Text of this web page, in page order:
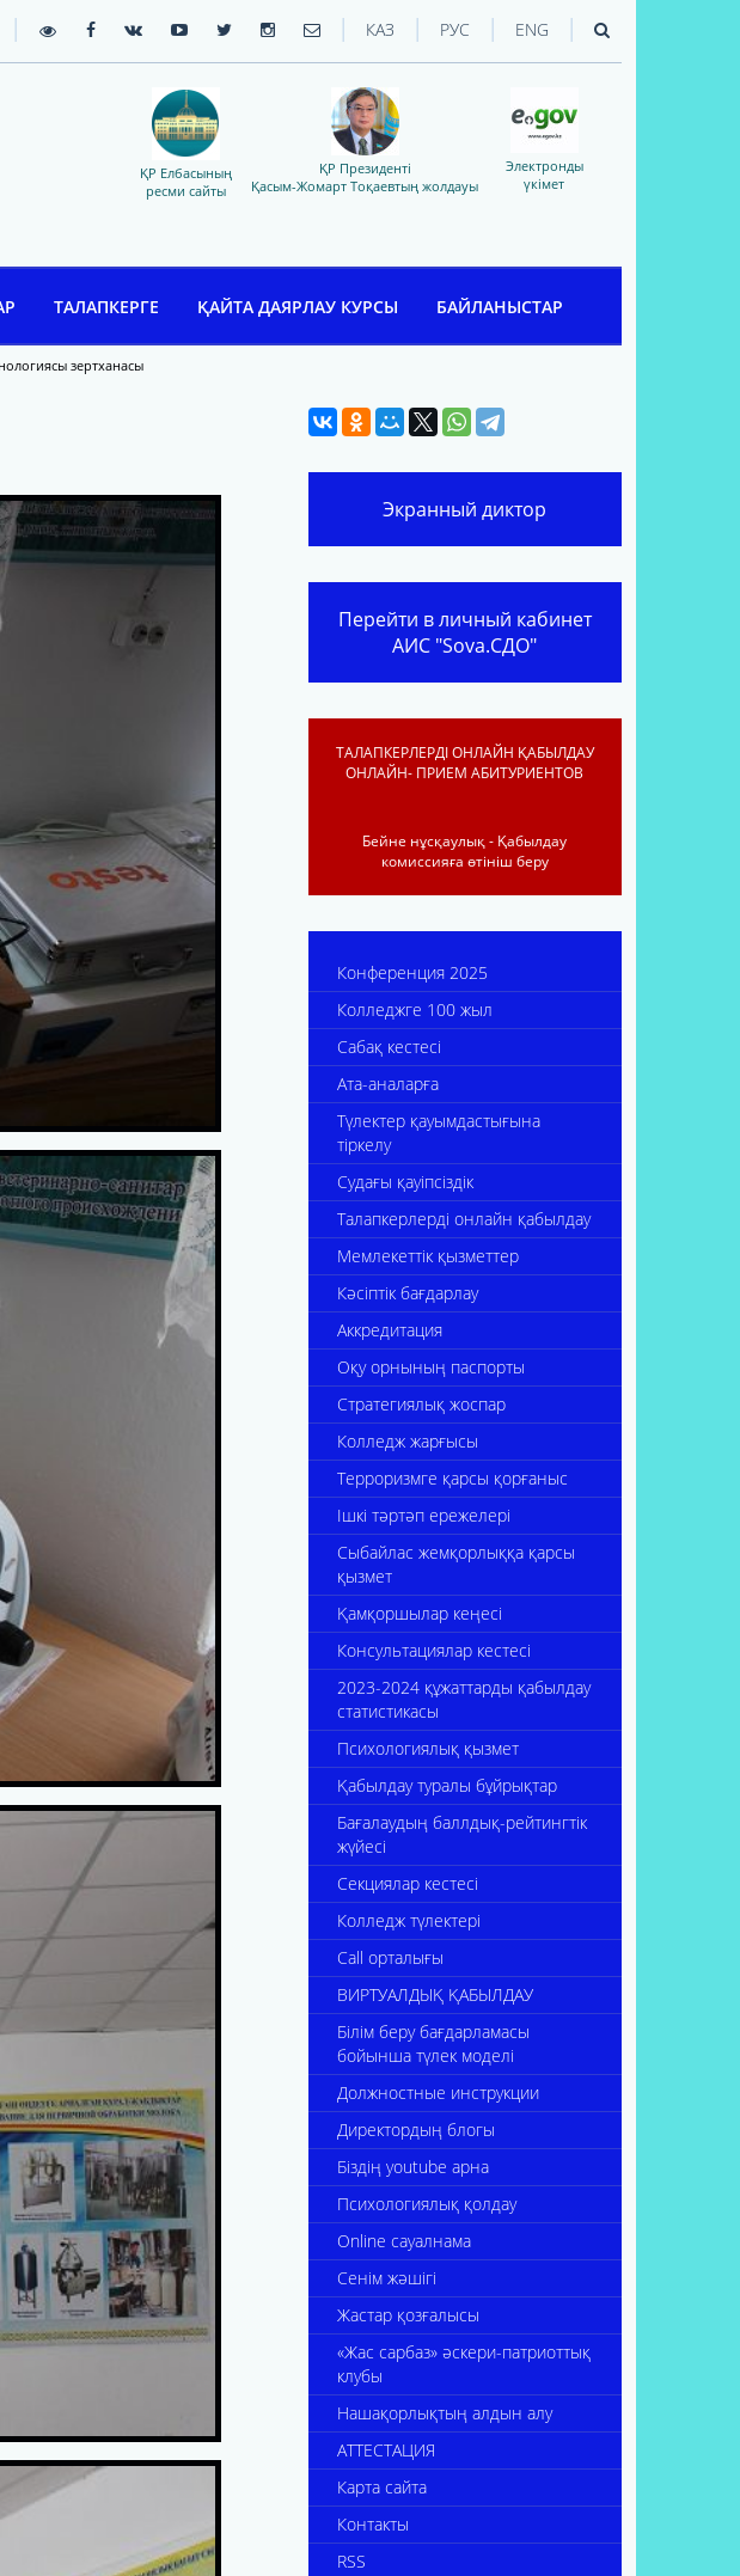
| | КАЗ | РУС | ENG |
Электронды
үкімет
ҚР Президенті
Қасым-Жомарт Тоқаевтың жолдауы
ҚР Елбасының
ресми сайты
ТАЛАПКЕРГЕ ҚАЙТА ДАЯРЛАУ КУРСЫ БАЙЛАНЫСТАР
зертханасы
Экранный диктор
Перейти в личный кабинет
АИС "Sova.СДО"
ТАЛАПКЕРЛЕРДІ ОНЛАЙН ҚАБЫЛДАУ
ОНЛАЙН- ПРИЕМ АБИТУРИЕНТОВ
Бейне нұсқаулық - Қабылдау
комиссияға өтініш беру
Конференция 2025
Колледжге 100 жыл
Сабақ кестесі
Ата-аналарға
Түлектер қауымдастығына
тіркелу
Судағы қауіпсіздік
Талапкерлерді онлайн қабылдау
Мемлекеттік қызметтер
Кәсіптік бағдарлау
Аккредитация
Оқу орнының паспорты
Стратегиялық жоспар
Колледж жарғысы
Терроризмге қарсы қорғаныс
Ішкі тәртәп ережелері
Сыбайлас жемқорлыққа қарсы
қызмет
Қамқоршылар кеңесі
Консультациялар кестесі
2023-2024 құжаттарды қабылдау
статистикасы
Психологиялық қызмет
Қабылдау туралы бұйрықтар
Бағалаудың баллдық-рейтингтік
жүйесі
Секциялар кестесі
Колледж түлектері
Call орталығы
ВИРТУАЛДЫҚ ҚАБЫЛДАУ
Білім беру бағдарламасы
бойынша түлек моделі
Должностные инструкции
Директордың блогы
Біздің youtube арна
Психологиялық қолдау
Online сауалнама
Сенім жәшігі
Жастар қозғалысы
«Жас сарбаз» әскери-патриоттық
клубы
Нашақорлықтың алдын алу
АТТЕСТАЦИЯ
Карта сайта
Контакты
RSS